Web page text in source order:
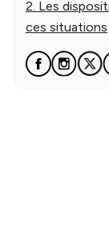
2. Les
ces situations